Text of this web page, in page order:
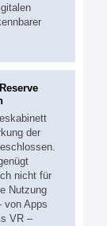
der
nicht für
Nutzung
von Apps
VR –